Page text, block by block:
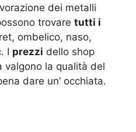
dei metalli
trovare tutti i
ombelico, naso,
I prezzi dello shop
valgono la qualità del
dare un’ occhiata.